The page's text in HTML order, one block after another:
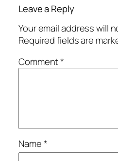
Leave a Reply
Your email address will
Required fields are
Comment*
Name*